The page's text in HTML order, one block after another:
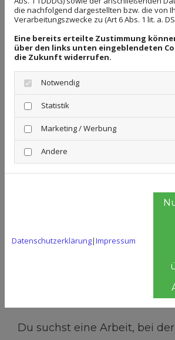
Wer wir sind
Grüner Daumen GmbH ist ein
Bauunternehmen im
Landschaftsbau. Wir gestalten
Außenbereiche, die nicht nur
aussehen, sondern auch
langlebig und durchdacht
Pflasterflächen bis hin zur
und das sowohl für
für Unternehmen.
Du suchst eine Arbeit, bei
die nachfolgend dargestellten bzw. die von
Verarbeitungszwecke zu (Art 6 Abs. 1 lit. a.
Eine bereits erteilte Zustimmung
über den links unten eingeblendeten
die Zukunft widerrufen.
Notwendig
Statistik
Marketing / Werbung
Andere
Datenschutzerklärung|Impressum